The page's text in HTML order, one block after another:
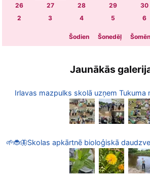
26
27 28 29 30
2
3 4 5 6
Šodien Šonedēļ
Jaunākās
Irlavas mazpulks skolā uzņem Tukuma
🌱🐞🦋Skolas apkārtnē bioloģiskā